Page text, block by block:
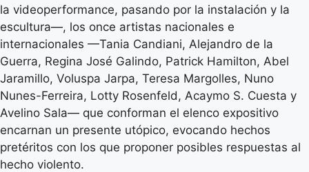
la videoperformance, pasando por la instalación y la
escultura—, los once artistas nacionales e
internacionales —Tania Candiani, Alejandro de la
Guerra, Regina José Galindo, Patrick Hamilton, Abel
Jaramillo, Voluspa Jarpa, Teresa Margolles, Nuno
Nunes-Ferreira, Lotty Rosenfeld, Acaymo S. Cuesta y
Avelino Sala— que conforman el elenco expositivo
encarnan un presente utópico, evocando hechos
pretéritos con los que proponer posibles respuestas al
hecho violento.